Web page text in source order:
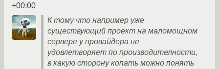
+00:00
К тому что например уже
существующий проект на маломощном
сервере у провайдера не
удовлетворяет по производителности,
в какую сторону копать можно понять